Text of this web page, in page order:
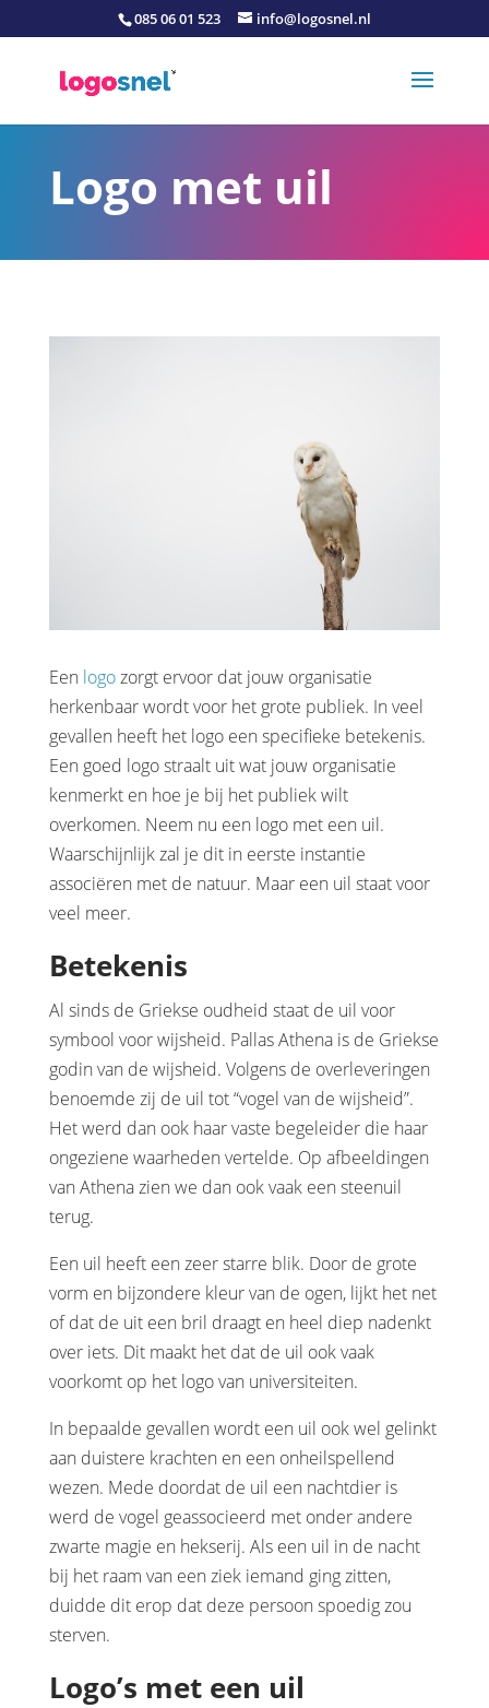
085 06 01 523 info@logosnel.nl
Logo met uil
Een logozorgt ervoor dat jouw organisatie
herkenbaar wordt voor het grote publiek. In veel
gevallen heeft het logo een specifieke betekenis.
Een goed logo straalt uit wat jouw organisatie
kenmerkt en hoe je bij het publiek wilt
overkomen. Neem nu een logo met een uil.
Waarschijnlijk zal je dit in eerste instantie
associëren met de natuur. Maar een uil staat voor
veel meer.
Betekenis
Al sinds de Griekse oudheid staat de uil voor
symbool voor wijsheid. Pallas Athena is de Griekse
godin van de wijsheid. Volgens de overleveringen
benoemde zij de uil tot “vogel van de wijsheid”.
Het werd dan ook haar vaste begeleider die haar
ongeziene waarheden vertelde. Op afbeeldingen
van Athena zien we dan ook vaak een steenuil
terug.
Een uil heeft een zeer starre blik. Door de grote
vorm en bijzondere kleur van de ogen, lijkt het net
of dat de uit een bril draagt en heel diep nadenkt
over iets. Dit maakt het dat de uil ook vaak
voorkomt op het logo van universiteiten.
In bepaalde gevallen wordt een uil ook wel gelinkt
aan duistere krachten en een onheilspellend
wezen. Mede doordat de uil een nachtdier is
werd de vogel geassocieerd met onder andere
zwarte magie en hekserij. Als een uil in de nacht
bij het raam van een ziek iemand ging zitten,
duidde dit erop dat deze persoon spoedig zou
sterven.
Logo’s met een uil